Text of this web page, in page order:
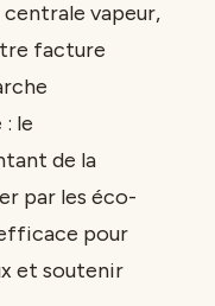
centrale vapeur,
facture
le
de la
par les éco-
pour
et soutenir